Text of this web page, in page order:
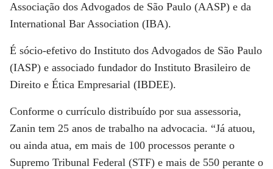
Associação dos Advogados de São Paulo (AASP) e da
International Bar Association (IBA).
É sócio-efetivo do Instituto dos Advogados de São Paulo
(IASP) e associado fundador do Instituto Brasileiro de
Direito e Ética Empresarial (IBDEE).
Conforme o currículo distribuído por sua assessoria,
Zanin tem 25 anos de trabalho na advocacia. “Já atuou,
ou ainda atua, em mais de 100 processos perante o
Supremo Tribunal Federal (STF) e mais de 550 perante o